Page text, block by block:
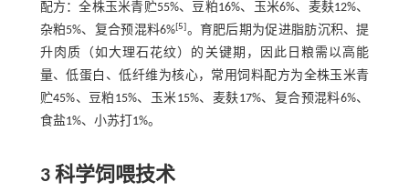
配方：全株玉米青贮55%、豆粕16%、玉米6%、麦麸12%、
杂粕5%、复合预混料6%[5]。育肥后期为促进脂肪沉积、提
升肉质（如大理石花纹）的关键期，因此日粮需以高能
量、低蛋白、低纤维为核心，常用饲料配方为全株玉米青
贮45%、豆粕15%、玉米15%、麦麸17%、复合预混料6%、
食盐1%、小苏打1%。
3 科学饲喂技术